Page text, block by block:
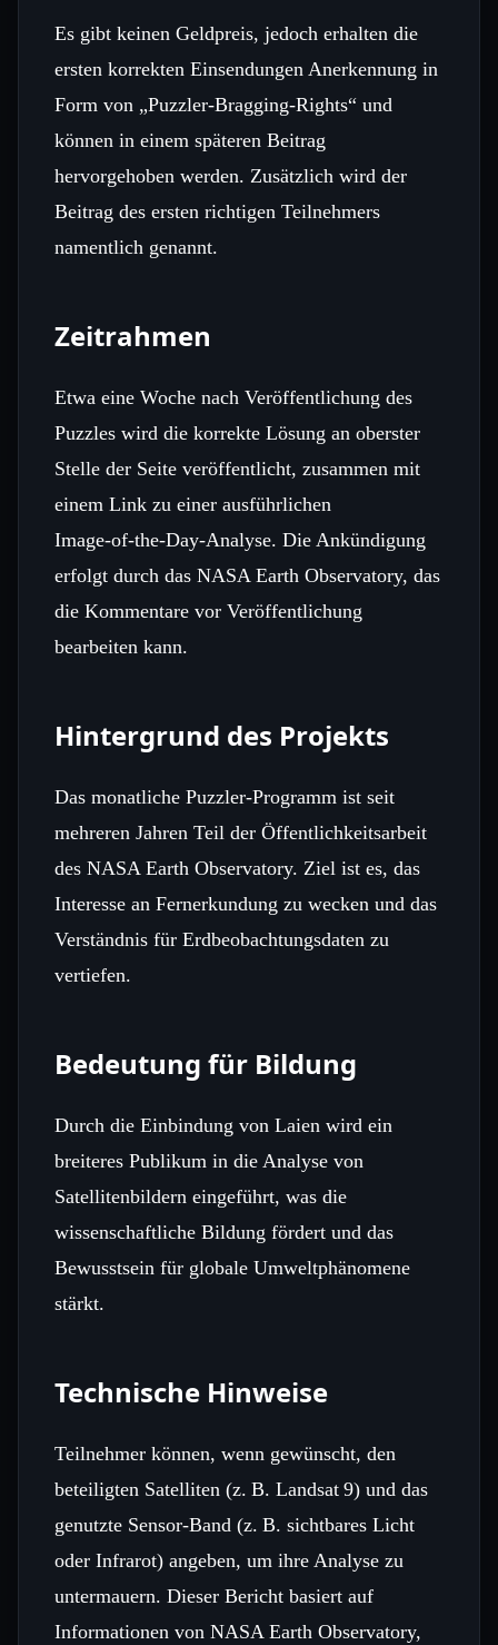
Es gibt keinen Geldpreis, jedoch erhalten die
ersten korrekten Einsendungen Anerkennung in
Form von „Puzzler‑Bragging‑Rights“ und
können in einem späteren Beitrag
hervorgehoben werden. Zusätzlich wird der
Beitrag des ersten richtigen Teilnehmers
namentlich genannt.
Zeitrahmen
Etwa eine Woche nach Veröffentlichung des
Puzzles wird die korrekte Lösung an oberster
Stelle der Seite veröffentlicht, zusammen mit
einem Link zu einer ausführlichen
Image‑of‑the‑Day‑Analyse. Die Ankündigung
erfolgt durch das NASA Earth Observatory, das
die Kommentare vor Veröffentlichung
bearbeiten kann.
Hintergrund des Projekts
Das monatliche Puzzler‑Programm ist seit
mehreren Jahren Teil der Öffentlichkeitsarbeit
des NASA Earth Observatory. Ziel ist es, das
Interesse an Fernerkundung zu wecken und das
Verständnis für Erdbeobachtungsdaten zu
vertiefen.
Bedeutung für Bildung
Durch die Einbindung von Laien wird ein
breiteres Publikum in die Analyse von
Satellitenbildern eingeführt, was die
wissenschaftliche Bildung fördert und das
Bewusstsein für globale Umweltphänomene
stärkt.
Technische Hinweise
Teilnehmer können, wenn gewünscht, den
beteiligten Satelliten (z. B. Landsat 9) und das
genutzte Sensor‑Band (z. B. sichtbares Licht
oder Infrarot) angeben, um ihre Analyse zu
untermauern. Dieser Bericht basiert auf
Informationen von NASA Earth Observatory,